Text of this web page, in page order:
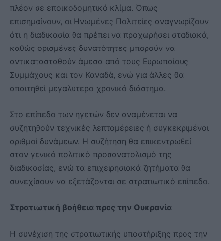
πλέον σε εποικοδομητικό κλίμα. Όπως
επισημαίνουν, οι Ηνωμένες Πολιτείες αναγνωρίζουν
ότι η διαδικασία θα πρέπει να προχωρήσει σταδιακά,
καθώς ορισμένες δυνατότητες μπορούν να
αντικατασταθούν άμεσα από τους Ευρωπαίους
Συμμάχους και τον Καναδά, ενώ για άλλες θα
απαιτηθεί μεγαλύτερο χρονικό διάστημα.
Στο επίπεδο των ηγετών δεν αναμένεται να
συζητηθούν τεχνικές λεπτομέρειες ή συγκεκριμένοι
αριθμοί δυνάμεων. Η συζήτηση θα επικεντρωθεί
στον γενικό πολιτικό προσανατολισμό της
διαδικασίας, ενώ τα επιχειρησιακά ζητήματα θα
συνεχίσουν να εξετάζονται σε στρατιωτικό επίπεδο.
Στρατιωτική βοήθεια προς την Ουκρανία
Η συνέχιση της στρατιωτικής υποστήριξης προς την